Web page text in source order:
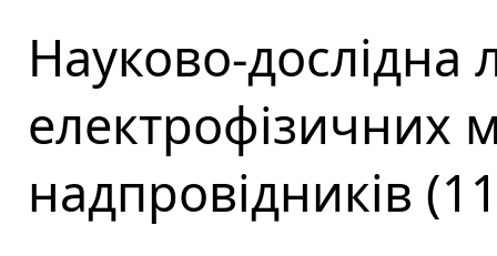
Науково-дослідна
електрофізичних
надпровідників